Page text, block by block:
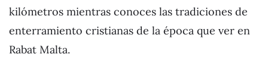
kilómetros mientras conoces las tradiciones de
enterramiento cristianas de la época que ver en
Rabat Malta.